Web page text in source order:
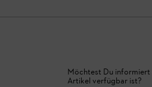
Möchtest Du informiert
Artikel verfügbar ist?